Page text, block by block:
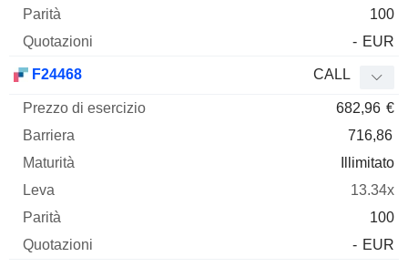
100
- EUR
F24468 CALL
682,96 €
716,86
Illimitato
13.34x
100
- EUR